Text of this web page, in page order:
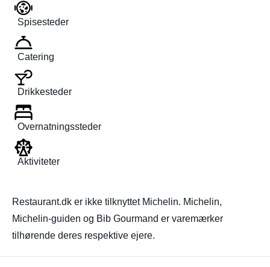
Spisesteder
Catering
Drikkesteder
Overnatningssteder
Aktiviteter
Restaurant.dk er ikke tilknyttet Michelin. Michelin,
Michelin-guiden og Bib Gourmand er varemærker
tilhørende deres respektive ejere.